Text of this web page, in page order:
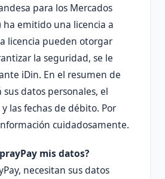
para los Mercados
ha emitido una licencia a
licencia pueden otorgar
la seguridad, se le
iDin. En el resumen de
datos personales, el
las fechas de débito. Por
cuidadosamente.
mis datos?
necesitan sus datos